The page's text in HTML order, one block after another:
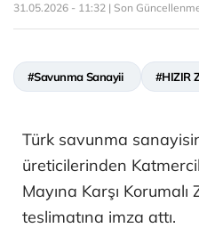
31.05.2026 - 11:32 | Son
#Savunma Sanayii #HIZIR
Türk savunma
üreticilerinden
Mayına Karşı Korumalı
teslimatına imza attı.